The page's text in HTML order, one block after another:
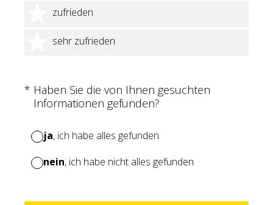
zufrieden
4 Sterne
sehr zufrieden
5 Sterne
* Haben Sie die von Ihnen gesuchten
Informationen gefunden?
(Erforderlich.)
ja, ich habe alles gefunden
nein, ich habe nicht alles gefunden